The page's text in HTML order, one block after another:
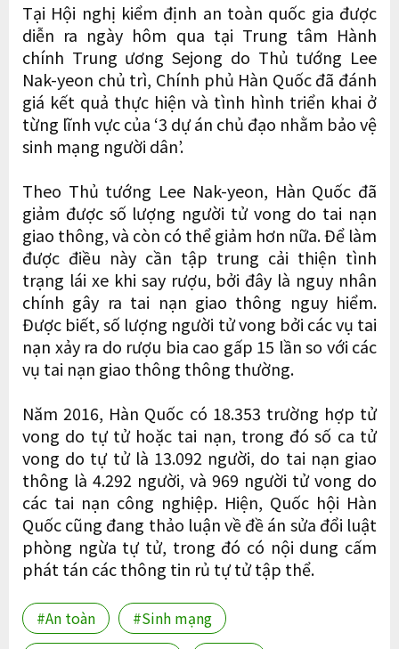
Tại Hội nghị kiểm định an toàn quốc gia được
diễn ra ngày hôm qua tại Trung tâm Hành
chính Trung ương Sejong do Thủ tướng Lee
Nak-yeon chủ trì, Chính phủ Hàn Quốc đã đánh
giá kết quả thực hiện và tình hình triển khai ở
từng lĩnh vực của ‘3 dự án chủ đạo nhằm bảo vệ
sinh mạng người dân’.
Theo Thủ tướng Lee Nak-yeon, Hàn Quốc đã
giảm được số lượng người tử vong do tai nạn
giao thông, và còn có thể giảm hơn nữa. Để làm
được điều này cần tập trung cải thiện tình
trạng lái xe khi say rượu, bởi đây là nguy nhân
chính gây ra tai nạn giao thông nguy hiểm.
Được biết, số lượng người tử vong bởi các vụ tai
nạn xảy ra do rượu bia cao gấp 15 lần so với các
vụ tai nạn giao thông thông thường.
Năm 2016, Hàn Quốc có 18.353 trường hợp tử
vong do tự tử hoặc tai nạn, trong đó số ca tử
vong do tự tử là 13.092 người, do tai nạn giao
thông là 4.292 người, và 969 người tử vong do
các tai nạn công nghiệp. Hiện, Quốc hội Hàn
Quốc cũng đang thảo luận về đề án sửa đổi luật
phòng ngừa tự tử, trong đó có nội dung cấm
phát tán các thông tin rủ tự tử tập thể.
#An toàn
#Sinh mạng